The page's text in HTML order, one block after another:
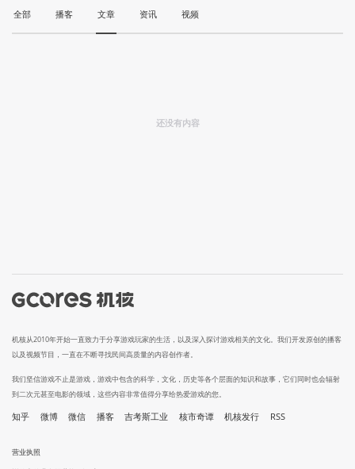
全部 播客 文章 资讯 视频
还没有内容
机核从2010年开始一直致力于分享游戏玩家的生活，以及深入探讨游戏相关的文化。我们开发原创的播客
以及视频节目，一直在不断寻找民间高质量的内容创作者。
我们坚信游戏不止是游戏，游戏中包含的科学，文化，历史等各个层面的知识和故事，它们同时也会辐射
到二次元甚至电影的领域，这些内容非常值得分享给热爱游戏的您。
知乎 微博 微信 播客 吉考斯工业 核市奇谭 机核发行 RSS
营业执照